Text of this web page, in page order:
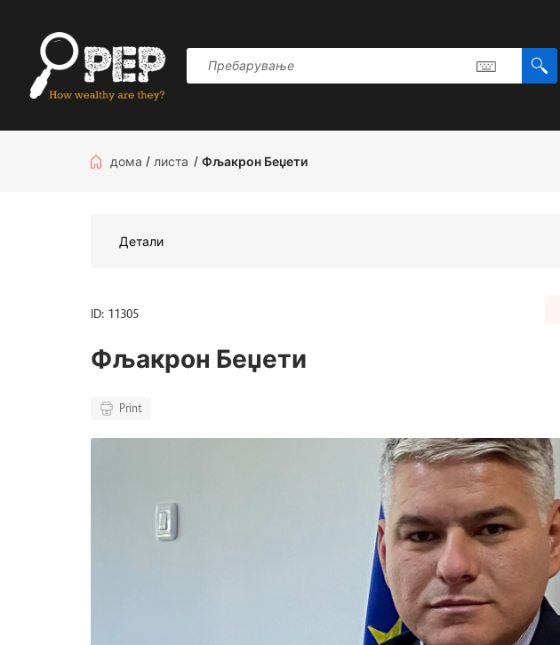
дома / листа / Фљакрон Беџети
Детали
ID: 11305
Фљакрон Беџети
Print